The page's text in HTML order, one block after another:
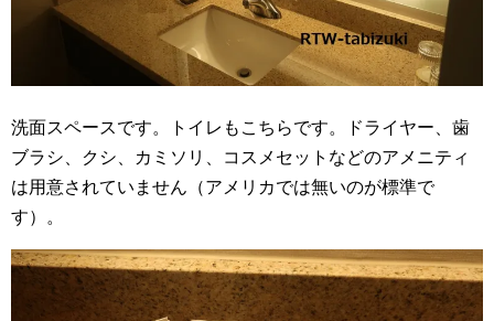
洗面スペースです。トイレもこちらです。ドライヤー、歯
ブラシ、クシ、カミソリ、コスメセットなどのアメニティ
は用意されていません（アメリカでは無いのが標準で
す）。